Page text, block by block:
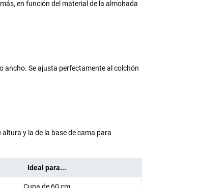
en función del material de la almohada
ancho. Se ajusta perfectamente al colchón
y la de la base de cama para
Ideal para...